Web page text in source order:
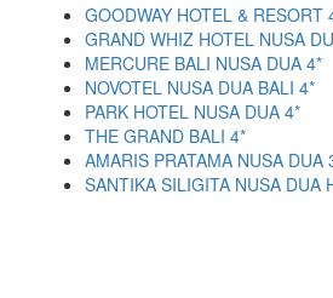
GOODWAY HOTEL & RESORT
GRAND WHIZ HOTEL NUSA
MERCURE BALI NUSA DUA 4*
NOVOTEL NUSA DUA BALI 4*
PARK HOTEL NUSA DUA 4*
THE GRAND BALI 4*
AMARIS PRATAMA NUSA DUA
SANTIKA SILIGITA NUSA DUA